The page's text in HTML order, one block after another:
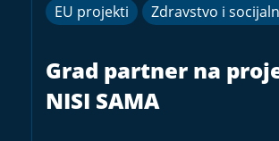
EU projekti Zdravstvo i
Grad partner na
NISI SAMA